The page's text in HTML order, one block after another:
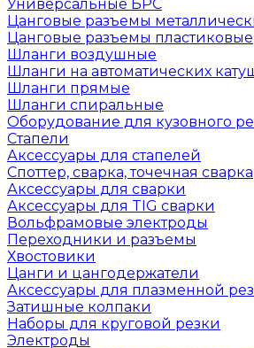
Универсальные БРС
Цанговые разъемы
Цанговые разъемы пластиковые
Шланги воздушные
Шланги на автоматических
Шланги прямые
Шланги спиральные
Оборудование для кузовного
Стапели
Аксессуары для стапелей
Споттер, сварка, точечная сварка
Аксессуары для сварки
Аксессуары для TIG сварки
Вольфрамовые электроды
Переходники и разъемы
Хвостовики
Цанги и цангодержатели
Аксессуары для плазменной
Затишные колпаки
Наборы для круговой резки
Электроды